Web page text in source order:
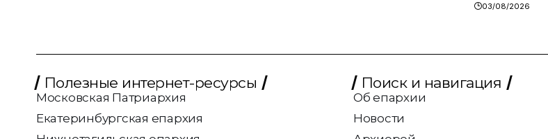
03/08/2026
Полезные интернет-ресурсы
Московская Патриархия
Екатеринбургская епархия
Поиск и навигация
Об епархии
Новости